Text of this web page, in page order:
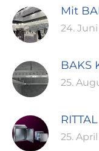
Mit
24.
BAKS
25.
25.